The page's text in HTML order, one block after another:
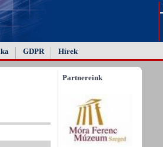
GDPR Hírek
Partnereink